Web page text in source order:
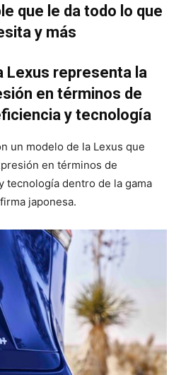
que le da todo lo que
y más
Lexus representa la
en términos de
y tecnología
un modelo de la Lexus que
en términos de
tecnología dentro de la gama
japonesa.